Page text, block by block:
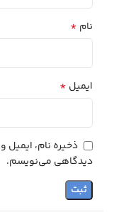
نام *
ایمیل *
ذخیره نام، ایمیل
دیدگاهی می‌نویسم.